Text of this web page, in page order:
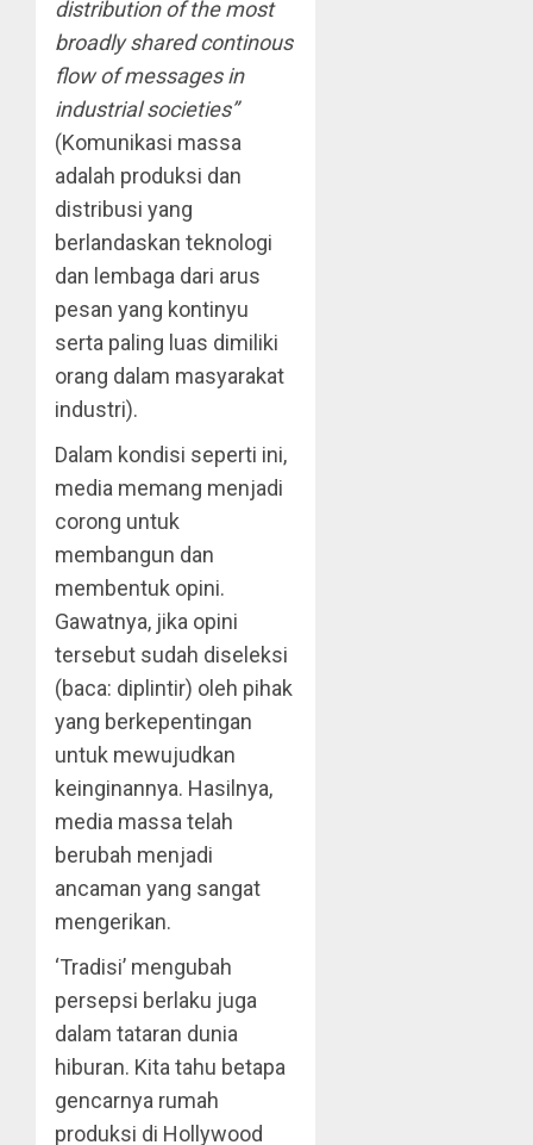
distribution of the most
broadly shared continous
flow of messages in
industrial societies”
(Komunikasi massa
adalah produksi dan
distribusi yang
berlandaskan teknologi
dan lembaga dari arus
pesan yang kontinyu
serta paling luas dimiliki
orang dalam masyarakat
industri).
Dalam kondisi seperti ini,
media memang menjadi
corong untuk
membangun dan
membentuk opini.
Gawatnya, jika opini
tersebut sudah diseleksi
(baca: diplintir) oleh pihak
yang berkepentingan
untuk mewujudkan
keinginannya. Hasilnya,
media massa telah
berubah menjadi
ancaman yang sangat
mengerikan.
‘Tradisi’ mengubah
persepsi berlaku juga
dalam tataran dunia
hiburan. Kita tahu betapa
gencarnya rumah
produksi di Hollywood